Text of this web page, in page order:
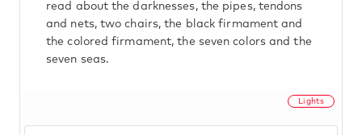
read about the darknesses, the pipes, tendons
and nets, two chairs, the black firmament and
the colored firmament, the seven colors and the
seven seas.
Lights